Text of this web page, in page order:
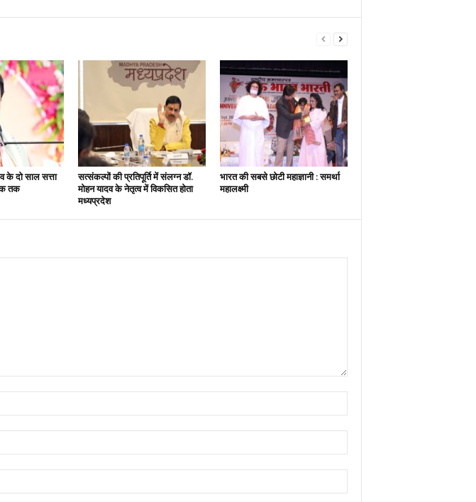
के दो साल सत्ता
तक
सत्‍संकल्‍पों की प्रतिपूर्ति में संलग्न डॉ.
मोहन यादव के नेतृत्‍व में विकसित होता
मध्‍यप्रदेश
भारत की सबसे छोटी महाज्ञानी : समर्था
महालक्ष्मी